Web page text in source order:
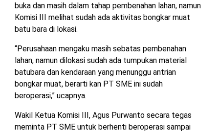
buka dan masih dalam tahap pembenahan lahan, namun
Komisi III melihat sudah ada aktivitas bongkar muat
batu bara di lokasi.
“Perusahaan mengaku masih sebatas pembenahan
lahan, namun dilokasi sudah ada tumpukan material
batubara dan kendaraan yang menunggu antrian
bongkar muat, berarti kan PT SME ini sudah
beroperasi,” ucapnya.
Wakil Ketua Komisi III, Agus Purwanto secara tegas
meminta PT SME untuk berhenti beroperasi sampai